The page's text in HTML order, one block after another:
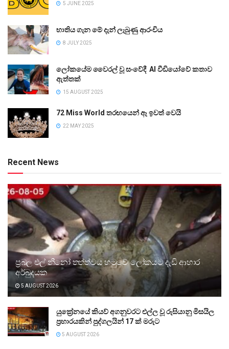
5 JUNE 2025
භාතිය ගැන මේ දැන් ලැබුණු ආරංචිය
8 JULY 2025
ලෝකයේම වෛරල් වූ සංවේදී AI වීඩියෝවේ කතාව
ඇත්තක්
15 AUGUST 2025
72 Miss World තරඟයෙන් ඈ ඉවත් වෙයි
22 MAY 2025
Recent News
ප්‍රබල එල් නීනෝ තත්ත්වය හමුවේ ලෝකයට දැඩි ආහාර
අර්බුදයක
5 AUGUST 2026
යුක්‍රේනයේ කියව් අගනුවරට එල්ල වූ රුසියානු මිසයිල
ප්‍රහාරයකින් පුද්ගලයින් 17 ක් මරුට
5 AUGUST 2026